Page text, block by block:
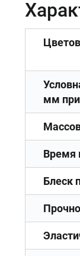
мм при
Время
Блеск